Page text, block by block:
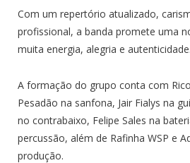
Com um repertório atualizado,
profissional, a banda promete uma
muita energia, alegria e autenticidade.
A formação do grupo conta com
Pesadão na sanfona, Jair Fialys na
no contrabaixo, Felipe Sales na
percussão, além de Rafinha WSP e
produção.